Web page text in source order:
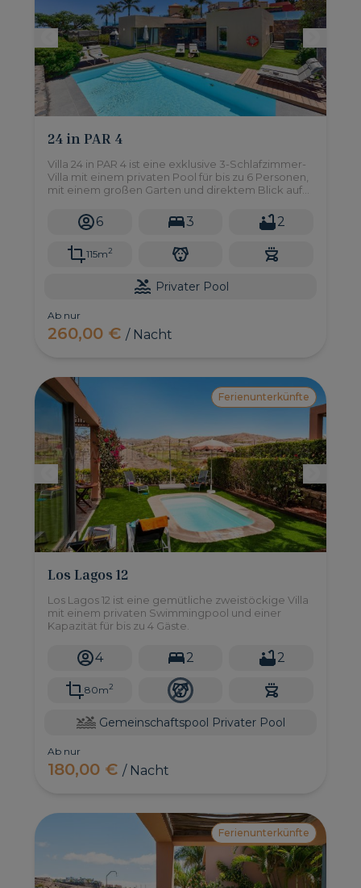
24 in PAR 4
Villa 24 in PAR 4 ist eine exklusive 3-Schlafzimmer-
Villa mit einem privaten Pool für bis zu 6 Personen,
mit einem großen Garten und direktem Blick auf
und Entspannung!
6 3 2
115m2
Privater Pool
Ab nur
260,00 €/ Nacht
Ferienunterkünfte
Los Lagos 12
Los Lagos 12 ist eine gemütliche zweistöckige Villa
mit einem privaten Swimmingpool und einer
Kapazität für bis zu 4 Gäste.
4 2 2
80m2
Gemeinschaftspool Privater Pool
Ab nur
180,00 €/ Nacht
Ferienunterkünfte